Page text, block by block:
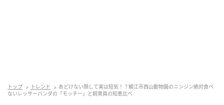
トップ トレンド
あどけない顔して実は短気！？鯖江市西山動物園のニンジン絶対食べ
ないレッサーパンダの「モッチー」と飼育員の知恵比べ